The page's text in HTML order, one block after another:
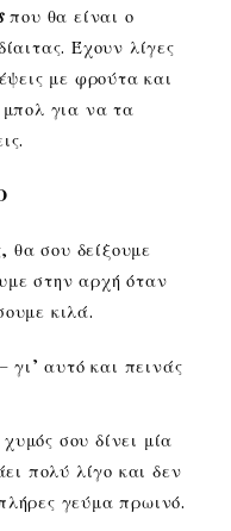
που θα είναι ο
Έχουν λίγες
με φρούτα και
για να τα
θα σου δείξουμε
στην αρχή όταν
κιλά.
γι’ αυτό και πεινάς
σου δίνει μία
πολύ λίγο και δεν
γεύμα πρωινό.